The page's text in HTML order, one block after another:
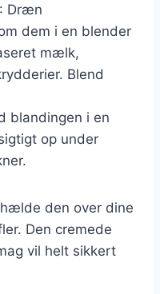
: Dræn
dem i en blender
mælk,
Blend
blandingen i en
op under
den over dine
Den cremede
vil helt sikkert